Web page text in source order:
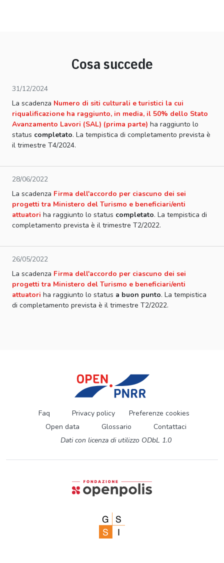
Cosa succede
31/12/2024
La scadenza Numero di siti culturali e turistici la cui
riqualificazione ha raggiunto, in media, il 50% dello Stato
Avanzamento Lavori (SAL) (prima parte) ha raggiunto lo
status completato. La tempistica di completamento prevista è
il trimestre T4/2024.
28/06/2022
La scadenza Firma dell'accordo per ciascuno dei sei
progetti tra Ministero del Turismo e beneficiari/enti
attuatori ha raggiunto lo status completato. La tempistica di
completamento prevista è il trimestre T2/2022.
26/05/2022
La scadenza Firma dell'accordo per ciascuno dei sei
progetti tra Ministero del Turismo e beneficiari/enti
attuatori ha raggiunto lo status a buon punto. La tempistica
di completamento prevista è il trimestre T2/2022.
Faq Privacy policy
Preferenze cookies
Open data
Glossario
Contattaci
Dati con licenza di utilizzo ODbL 1.0